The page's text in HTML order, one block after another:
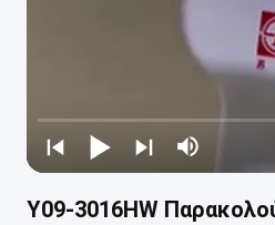
Y09-3016HW